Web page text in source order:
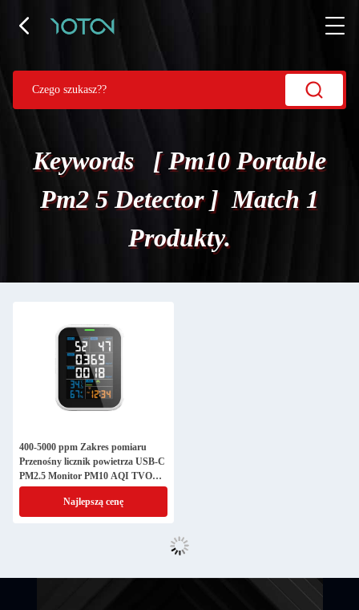
Keywords [ Pm10 Portable
Pm2 5 Detector ] Match 1
Produkty.
400-5000 ppm Zakres pomiaru
Przenośny licznik powietrza USB-C
PM2.5 Monitor PM10 AQI TVOC
HCHO
Najlepszą cenę